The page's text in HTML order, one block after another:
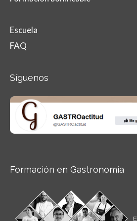
Escuela
FAQ
Síguenos
Formación en Gastronomía